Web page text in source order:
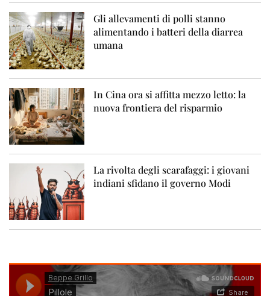
Gli allevamenti di polli stanno
alimentando i batteri della diarrea
umana
In Cina ora si affitta mezzo letto: la
nuova frontiera del risparmio
La rivolta degli scarafaggi: i giovani
indiani sfidano il governo Modi